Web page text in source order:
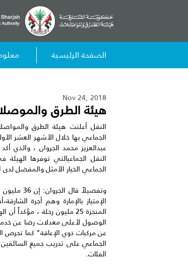
الصفحة الرئيسية
Nov 24, 2018
هيئة الطرق والموصلات في
الجماعي بها خلال الأشهر العشر
عبدالعزيز محمد الجروان ، والذي
النقل الجماعيالتي توفرها
الجماعي الخيار الأمثل والمفضل لدى
الإمتياز بالإمارة وهم أجرة
المنجزة 25 مليون رحلة ،
الوصول لأعلى معدلات رضا عن
عن مركبات ذوي الإعاقة" كما تحرص
الجماعي على تدريب جميع السائقين
الفئات.